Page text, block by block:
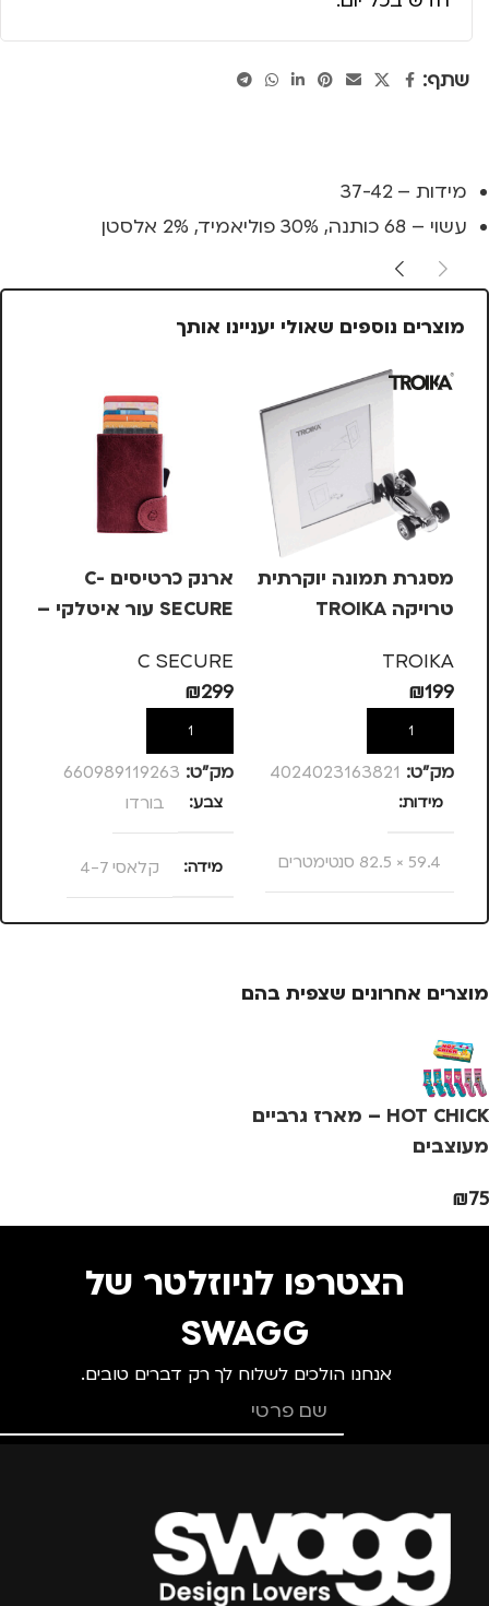
שתף:
מידות – 37-42
עשוי – 68 כותנה, 30% פוליאמיד, 2% אלסטן
מוצרים נוספים שאולי יעניינו אותך
מסגרת תמונה יוקרתית
טרויקה TROIKA
TROIKA
₪199
הוספה לסל
מק”ט: 4024023163821
מידות
59.4 × 82.5 סנטימטרים
מותגים TROIKA
מתאים ל
גברים
ארנק כרטיסים C-
SECURE עור איטלקי –
C SECURE
₪299
הוספה לסל
מק”ט: 660989119263
צבע בורדו
מידה קלאסי 4-7
מותגים C SECURE
מוצרים אחרונים שצפית בהם
HOT CHICK – מארז גרביים
מעוצבים
₪75
הצטרפו לניוזלטר של
SWAGG
אנחנו הולכים לשלוח לך רק דברים טובים.
צרפו אותי למועדון